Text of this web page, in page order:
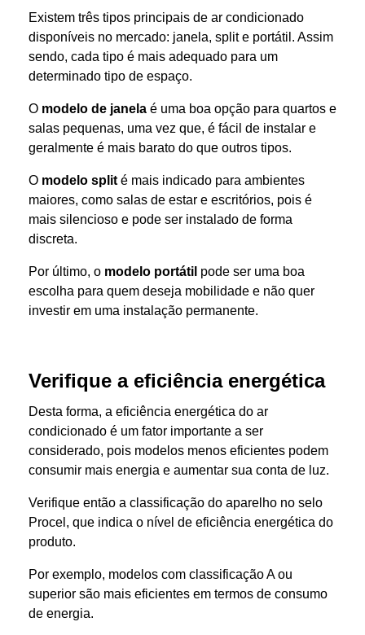
Existem três tipos principais de ar condicionado
disponíveis no mercado: janela, split e portátil. Assim
sendo, cada tipo é mais adequado para um
determinado tipo de espaço.
O modelo de janela é uma boa opção para quartos e
salas pequenas, uma vez que, é fácil de instalar e
geralmente é mais barato do que outros tipos.
O modelo split é mais indicado para ambientes
maiores, como salas de estar e escritórios, pois é
mais silencioso e pode ser instalado de forma
discreta.
Por último, o modelo portátil pode ser uma boa
escolha para quem deseja mobilidade e não quer
investir em uma instalação permanente.
Verifique a eficiência energética
Desta forma, a eficiência energética do ar
condicionado é um fator importante a ser
considerado, pois modelos menos eficientes podem
consumir mais energia e aumentar sua conta de luz.
Verifique então a classificação do aparelho no selo
Procel, que indica o nível de eficiência energética do
produto.
Por exemplo, modelos com classificação A ou
superior são mais eficientes em termos de consumo
de energia.